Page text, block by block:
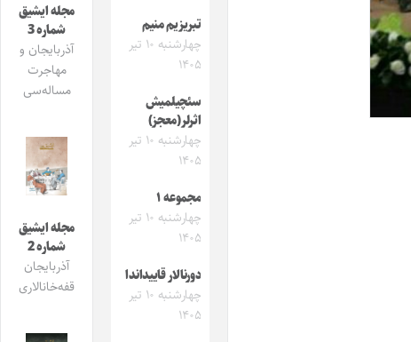
تبریزیم منیم
چهارشنبه ۱۰ تیر
۱۴۰۵
سئچیلمیش
اثرلر(معجز)
چهارشنبه ۱۰ تیر
۱۴۰۵
مجموعه ۱
چهارشنبه ۱۰ تیر
۱۴۰۵
دورنالار قاییداندا
چهارشنبه ۱۰ تیر
۱۴۰۵
مجله ایشیق
شماره 3
آذربایجان و
مهاجرت
مساله‌سی
مجله ایشیق
شماره 2
آذربایجان
قفه‌خانالاری